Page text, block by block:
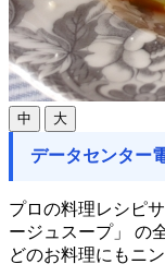
中 大
データセンター
プロの料理レシピ
ージュスープ」 の
どのお料理にもニ